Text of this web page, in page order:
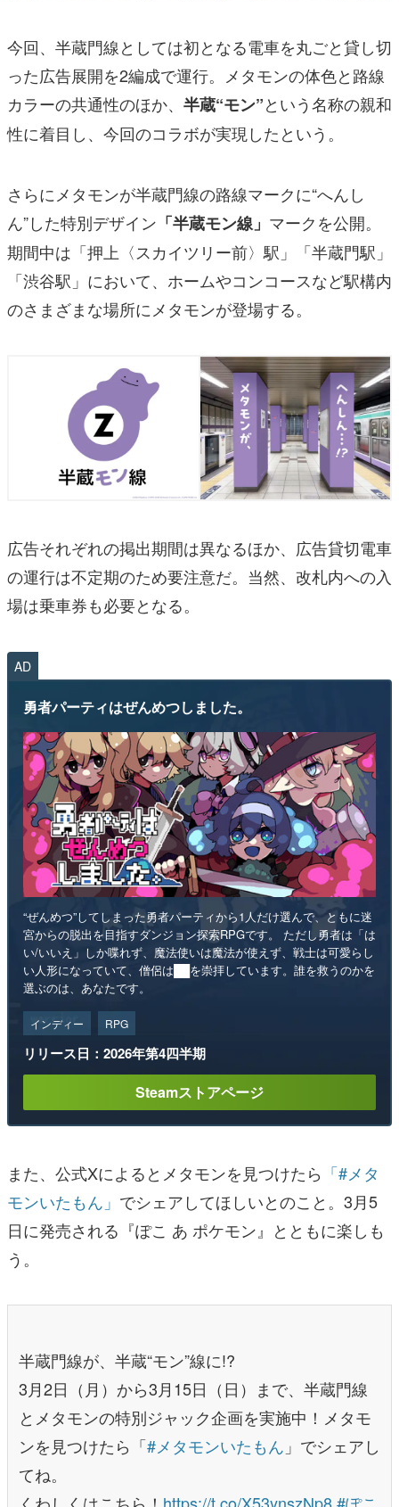
今回、半蔵門線としては初となる電車を丸ごと貸し切
った広告展開を2編成で運行。メタモンの体色と路線
カラーの共通性のほか、 半蔵“モン”という名称の親和
性に着目し、今回のコラボが実現したという。
さらにメタモンが半蔵門線の路線マークに“へんし
ん”した特別デザイン 「半蔵モン線」 マークを公開。
期間中は「押上〈スカイツリー前〉駅」「半蔵門駅」
「渋谷駅」において、ホームやコンコースなど駅構内
のさまざまな場所にメタモンが登場する。
広告それぞれの掲出期間は異なるほか、広告貸切電車
の運行は不定期のため要注意だ。当然、改札内への入
場は乗車券も必要となる。
AD
勇者パーティはぜんめつしました。
“ぜんめつ”してしまった勇者パーティから1人だけ選んで、ともに迷
宮からの脱出を目指すダンジョン探索RPGです。 ただし勇者は「は
い/いいえ」しか喋れず、魔法使いは魔法が使えず、戦士は可愛らし
い人形になっていて、僧侶は██を崇拝しています。誰を救うのかを
選ぶのは、あなたです。
インディー RPG
リリース日：2026年第4四半期
Steamストアページ
また、公式Xによるとメタモンを見つけたら 「#メタ
モンいたもん」 でシェアしてほしいとのこと。3月5
日に発売される『ぽこ あ ポケモン』とともに楽しも
う。
半蔵門線が、半蔵“モン”線に!?
3月2日（月）から3月15日（日）まで、半蔵門線
とメタモンの特別ジャック企画を実施中！メタモ
ンを見つけたら「#メタモンいたもん 」でシェアし
てね。
くわしくはこちら！ https://t.co/X53ynszNp8#ぽこ